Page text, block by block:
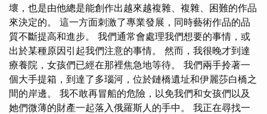
壞，也是由他總是能創作出越來越複雜、複雜、困難的作品
來決定的。 這一方面刺激了專業發展，同時藝術作品的品
質不斷提高和進步。 我們通常會處理我們想要的事情，或
出於某種原因引起我們注意的事情。 然而，我很晚才到達
療養院，女孩們已經在那裡焦急地等待。 我們兩手拎著一
個大手提箱，到達了多瑙河，位於鏈橋遺址和伊麗莎白橋之
間的岸邊。 我不敢再冒船的危險，以免我們和女孩們以及
她們微薄的財產一起落入俄羅斯人的手中。 我正在尋找一